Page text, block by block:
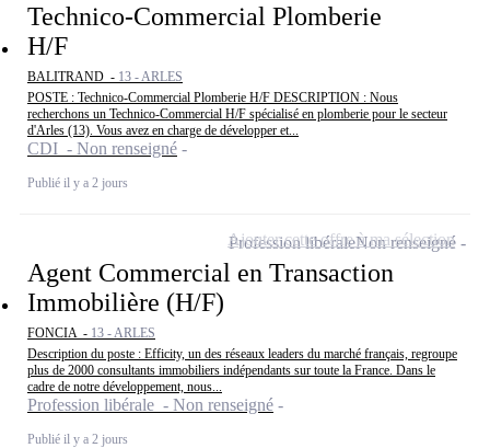
Technico-Commercial Plomberie
H/F
BALITRAND - 13 - ARLES
POSTE : Technico-Commercial Plomberie H/F DESCRIPTION : Nous
recherchons un Technico-Commercial H/F spécialisé en plomberie pour le secteur
d'Arles (13). Vous avez en charge de développer et...
CDI - Non renseigné
Publié il y a 2 jours
Agent Commercial en Transaction
Immobilière (H/F)
FONCIA - 13 - ARLES
Description du poste : Efficity, un des réseaux leaders du marché français, regroupe
plus de 2000 consultants immobiliers indépendants sur toute la France. Dans le
cadre de notre développement, nous...
Profession libérale - Non renseigné
Publié il y a 2 jours
Profession libéraleNon renseigné
Ajouter cette offre à ma sélection